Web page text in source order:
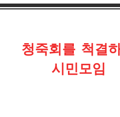
청죽회를 척결
시민모임